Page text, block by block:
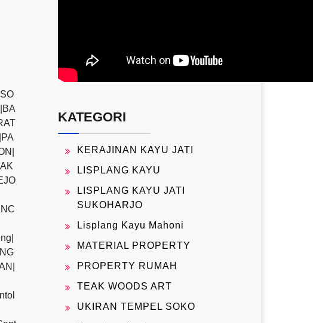
KATEGORI
KERAJINAN KAYU JATI
LISPLANG KAYU
LISPLANG KAYU JATI
SUKOHARJO
Lisplang Kayu Mahoni
MATERIAL PROPERTY
PROPERTY RUMAH
TEAK WOODS ART
UKIRAN TEMPEL SOKO